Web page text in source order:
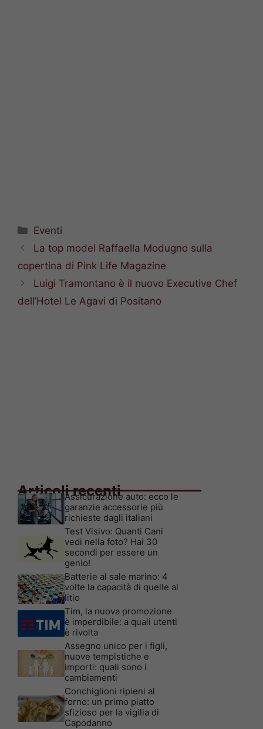
Categorie
Eventi
La top model Raffaella Modugno sulla
copertina di Pink Life Magazine
Luigi Tramontano è il nuovo Executive Chef
dell’Hotel Le Agavi di Positano
Articoli recenti
Assicurazione auto: ecco le
garanzie accessorie più
richieste dagli italiani
Test Visivo: Quanti Cani
vedi nella foto? Hai 30
secondi per essere un
genio!
Batterie al sale marino: 4
volte la capacità di quelle al
litio
Tim, la nuova promozione
è imperdibile: a quali utenti
è rivolta
Assegno unico per i figli,
nuove tempistiche e
importi: quali sono i
cambiamenti
Conchiglioni ripieni al
forno: un primo piatto
sfizioso per la vigilia di
Capodanno